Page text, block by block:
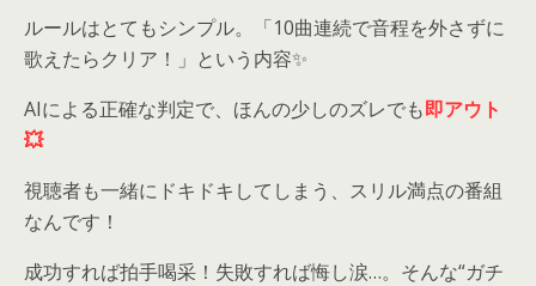
ルールはとてもシンプル。「10曲連続で音程を外さずに
歌えたらクリア！」という内容✨
AIによる正確な判定で、ほんの少しのズレでも即アウト
💥
視聴者も一緒にドキドキしてしまう、スリル満点の番組
なんです！
成功すれば拍手喝采！失敗すれば悔し涙…。そんな“ガチ